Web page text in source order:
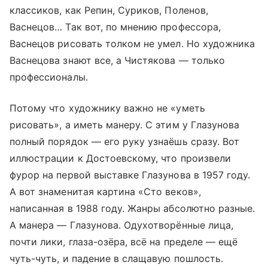
классиков, как Репин, Суриков, Поленов,
Васнецов… Так вот, по мнению профессора,
Васнецов рисовать толком не умел. Но художника
Васнецова знают все, а Чистякова — только
профессионалы.
Потому что художнику важно не «уметь
рисовать», а иметь манеру. С этим у Глазунова
полный порядок — его руку узнаёшь сразу. Вот
иллюстрации к Достоевскому, что произвели
фурор на первой выставке Глазунова в 1957 году.
А вот знаменитая картина «Сто веков»,
написанная в 1988 году. Жанры абсолютно разные.
А манера — Глазунова. Одухотворённые лица,
почти лики, глаза-озёра, всё на пределе — ещё
чуть-чуть, и падение в слащавую пошлость.